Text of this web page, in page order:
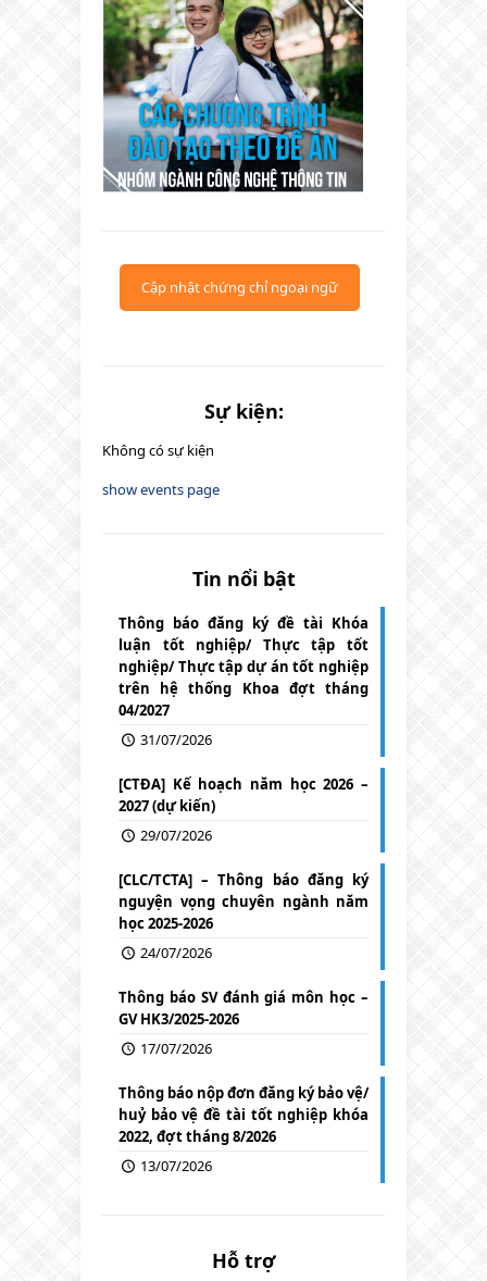
Cập nhật chứng chỉ ngoại ngữ
Sự kiện:
Không có sự kiện
show events page
Tin nổi bật
Thông báo đăng ký đề tài Khóa
luận tốt nghiệp/ Thực tập tốt
nghiệp/ Thực tập dự án tốt nghiệp
trên hệ thống Khoa đợt tháng
04/2027
31/07/2026
[CTĐA] Kế hoạch năm học 2026 –
2027 (dự kiến)
29/07/2026
[CLC/TCTA] – Thông báo đăng ký
nguyện vọng chuyên ngành năm
học 2025-2026
24/07/2026
Thông báo SV đánh giá môn học –
GV HK3/2025-2026
17/07/2026
Thông báo nộp đơn đăng ký bảo vệ/
huỷ bảo vệ đề tài tốt nghiệp khóa
2022, đợt tháng 8/2026
13/07/2026
Hỗ trợ